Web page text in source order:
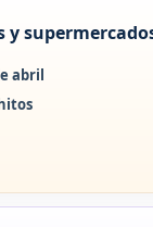
y
abril